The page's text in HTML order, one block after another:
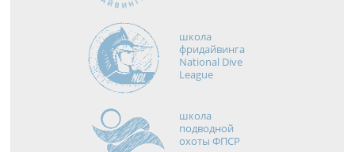
школа
фридайвинга
National Dive
League
школа
подводной
охоты ФПСР